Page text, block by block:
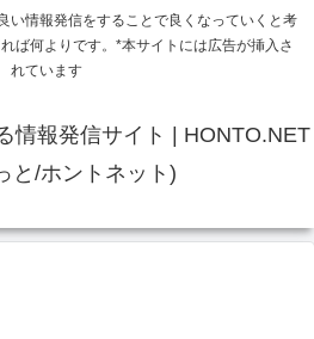
い情報発信をすることで良くなっていくと考
ば何よりです。*本サイトには広告が挿入さ
れています
情報発信サイト | HONTO.NET
と/ホントネット)